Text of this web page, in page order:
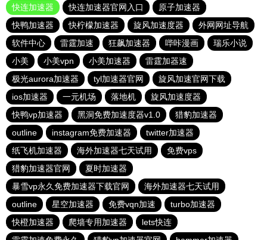
快连加速器
快连加速器官网入口
原子加速器
快鸭加速器
快柠檬加速器 旋风加速度器
外网网址导航
软件中心
雷霆加速 狂飙加速器 哔咔漫画
瑞乐小说
小美
小美vpn 小美加速器
雷霆加器速
极光aurora加速器
tyl加速器官网
旋风加速官网下载
ios加速器
一元机场 落地机
旋风加速度器
快鸭vp加速器
黑洞免费加速度器v1.0
猎豹加速器
outline
instagram免费加速器
twitter加速器
纸飞机加速器
海外加速器七天试用
免费vps
猎豹加速器官网
夏时加速器
暴雪vp永久免费加速器下载官网
海外加速器七天试用
outline
星空加速器 免费vqn加速
turbo加速器
快橙加速器
爬墙专用加速器
lets快连